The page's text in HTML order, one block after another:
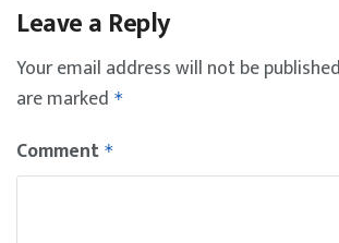
Leave a Reply
Your email address will not be
are marked *
Comment *